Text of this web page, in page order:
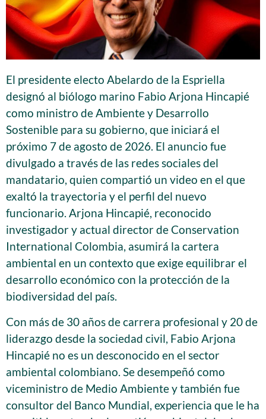
El presidente electo Abelardo de la Espriella
designó al biólogo marino Fabio Arjona Hincapié
como ministro de Ambiente y Desarrollo
Sostenible para su gobierno, que iniciará el
próximo 7 de agosto de 2026. El anuncio fue
divulgado a través de las redes sociales del
mandatario, quien compartió un video en el que
exaltó la trayectoria y el perfil del nuevo
funcionario. Arjona Hincapié, reconocido
investigador y actual director de Conservation
International Colombia, asumirá la cartera
ambiental en un contexto que exige equilibrar el
desarrollo económico con la protección de la
biodiversidad del país.
Con más de 30 años de carrera profesional y 20 de
liderazgo desde la sociedad civil, Fabio Arjona
Hincapié no es un desconocido en el sector
ambiental colombiano. Se desempeñó como
viceministro de Medio Ambiente y también fue
consultor del Banco Mundial, experiencia que le ha